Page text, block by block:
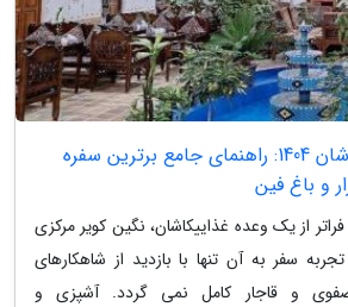
رستورانهای سنتی کاشان 1404: راهنمای جامع برترین سفره
و باغ فین
از یک وعده غذاییکاشان، نگین کویر مرکزی
سفر به آن تنها با بازدید از شاهکارهای
و قاجار کامل نمی گردد. آشپزی و